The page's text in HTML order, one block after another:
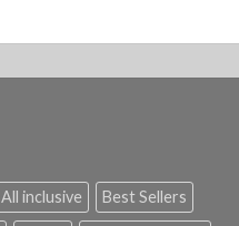
All inclusive Best Sellers